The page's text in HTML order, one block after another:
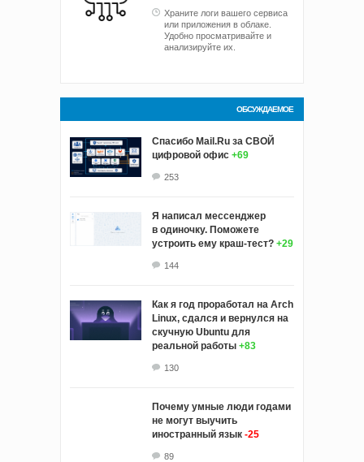
Храните логи вашего сервиса
или приложения в облаке.
Удобно просматривайте и
анализируйте их.
ОБСУЖДАЕМОЕ
Спасибо Mail.Ru за СВОЙ
цифровой офис +69
253
Я написал мессенджер
в одиночку. Поможете
устроить ему краш‑тест? +29
144
Как я год проработал на Arch
Linux, сдался и вернулся на
скучную Ubuntu для
реальной работы +83
130
Почему умные люди годами
не могут выучить
иностранный язык -25
89